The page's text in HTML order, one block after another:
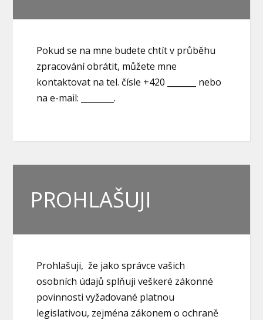
Pokud se na mne budete chtít v průběhu
zpracování obrátit, můžete mne
kontaktovat na tel. čísle +420 _______ nebo
na e-mail: ________.
PROHLAŠUJI
Prohlašuji, že jako správce vašich
osobních údajů splňuji veškeré zákonné
povinnosti vyžadované platnou
legislativou, zejména zákonem o ochraně